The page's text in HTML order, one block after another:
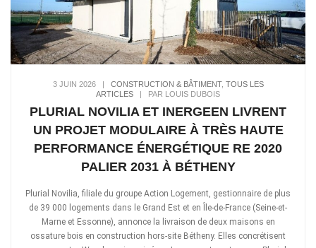
3 JUIN 2026| CONSTRUCTION & BÂTIMENT, TOUS LES
ARTICLES | PAR LOUIS DUBOIS
PLURIAL NOVILIA ET INERGEEN LIVRENT
UN PROJET MODULAIRE À TRÈS HAUTE
PERFORMANCE ÉNERGÉTIQUE RE 2020
PALIER 2031 À BÉTHENY
Plurial Novilia, filiale du groupe Action Logement, gestionnaire de plus
de 39 000 logements dans le Grand Est et en Île-de-France (Seine-et-
Marne et Essonne), annonce la livraison de deux maisons en
ossature bois en construction hors-site Bétheny. Elles concrétisent